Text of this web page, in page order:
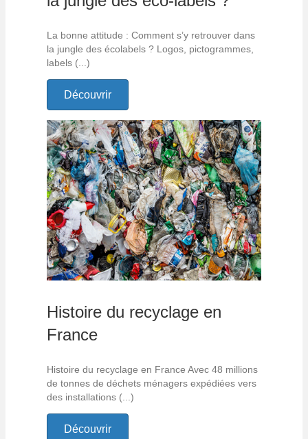
La bonne attitude : Comment s’y retrouver dans
la jungle des écolabels ? Logos, pictogrammes,
labels (...)
Découvrir
Histoire du recyclage en
France
Histoire du recyclage en France Avec 48 millions
de tonnes de déchets ménagers expédiées vers
des installations (...)
Découvrir